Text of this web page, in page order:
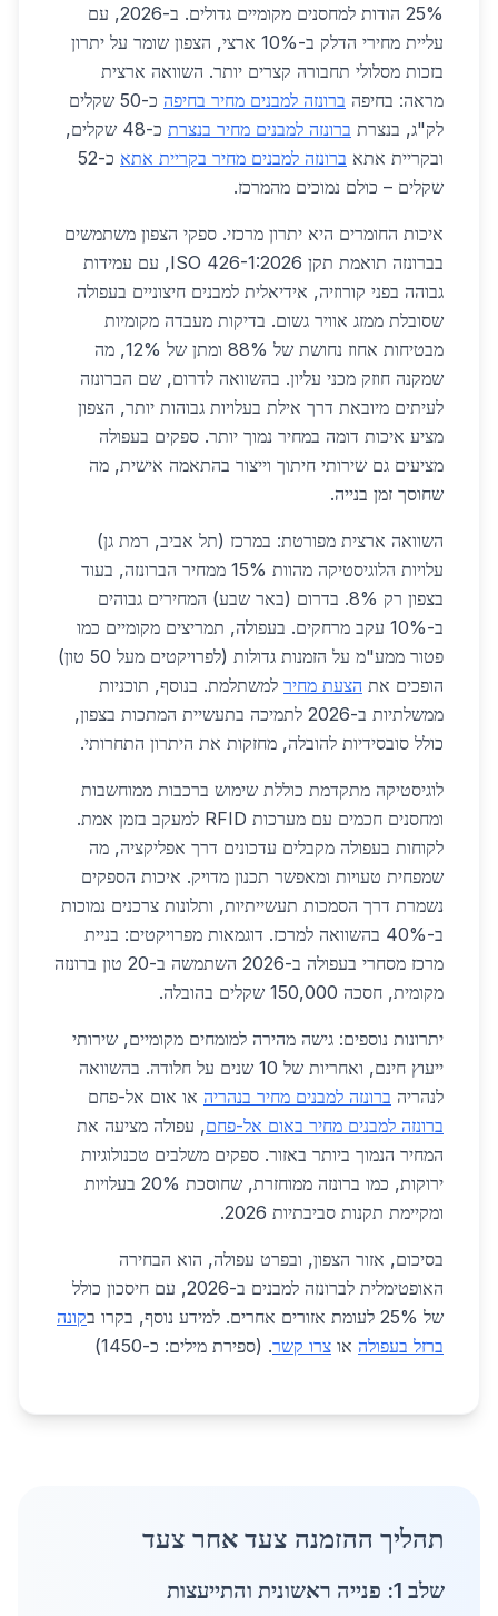
25% הודות למחסנים מקומיים גדולים. ב-2026, עם
עליית מחירי הדלק ב-10% ארצי, הצפון שומר על יתרון
בזכות מסלולי תחבורה קצרים יותר. השוואה ארצית
מראה: בחיפה ברונזה למבנים מחיר בחיפה
כ-50 שקלים
לק"ג, בנצרת ברונזה למבנים מחיר בנצרת
כ-48 שקלים,
ובקריית אתא ברונזה למבנים מחיר בקריית אתא
כ-52
שקלים – כולם נמוכים מהמרכז.
איכות החומרים היא יתרון מרכזי. ספקי הצפון משתמשים
בברונזה תואמת תקן ISO 426-1:2026, עם עמידות
גבוהה בפני קורוזיה, אידיאלית למבנים חיצוניים בעפולה
שסובלת ממזג אוויר גשום. בדיקות מעבדה מקומיות
מבטיחות אחוז נחושת של 88% ומתן של 12%, מה
שמקנה חוזק מכני עליון. בהשוואה לדרום, שם הברונזה
לעיתים מיובאת דרך אילת בעלויות גבוהות יותר, הצפון
מציע איכות דומה במחיר נמוך יותר. ספקים בעפולה
מציעים גם שירותי חיתוך וייצור בהתאמה אישית, מה
שחוסך זמן בנייה.
השוואה ארצית מפורטת: במרכז (תל אביב, רמת גן)
עלויות הלוגיסטיקה מהוות 15% ממחיר הברונזה, בעוד
בצפון רק 8%. בדרום (באר שבע) המחירים גבוהים
ב-10% עקב מרחקים. בעפולה, תמריצים מקומיים כמו
פטור ממע"מ על הזמנות גדולות (לפרויקטים מעל 50 טון)
הופכים את הצעת מחיר למשתלמת. בנוסף, תוכניות
ממשלתיות ב-2026 לתמיכה בתעשיית המתכות בצפון,
כולל סובסידיות להובלה, מחזקות את היתרון התחרותי.
לוגיסטיקה מתקדמת כוללת שימוש ברכבות ממוחשבות
ומחסנים חכמים עם מערכות RFID למעקב בזמן אמת.
לקוחות בעפולה מקבלים עדכונים דרך אפליקציה, מה
שמפחית טעויות ומאפשר תכנון מדויק. איכות הספקים
נשמרת דרך הסמכות תעשייתיות, ותלונות צרכנים נמוכות
ב-40% בהשוואה למרכז. דוגמאות מפרויקטים: בניית
מרכז מסחרי בעפולה ב-2026 השתמשה ב-20 טון ברונזה
מקומית, חסכה 150,000 שקלים בהובלה.
יתרונות נוספים: גישה מהירה למומחים מקומיים, שירותי
ייעוץ חינם, ואחריות של 10 שנים על חלודה. בהשוואה
לנהריה ברונזה למבנים מחיר בנהריה או אום אל-פחם
ברונזה למבנים מחיר באום אל-פחם, עפולה מציעה את
המחיר הנמוך ביותר באזור. ספקים משלבים טכנולוגיות
ירוקות, כמו ברונזה ממוחזרת, שחוסכת 20% בעלויות
ומקיימת תקנות סביבתיות 2026.
בסיכום, אזור הצפון, ובפרט עפולה, הוא הבחירה
האופטימלית לברונזה למבנים ב-2026, עם חיסכון כולל
של 25% לעומת אזורים אחרים. למידע נוסף, בקרו ב
קונה
ברזל בעפולה או צרו קשר. (ספירת מילים: כ-1450)
תהליך ההזמנה צעד אחר צעד
שלב 1: פנייה ראשונית והתייעצות